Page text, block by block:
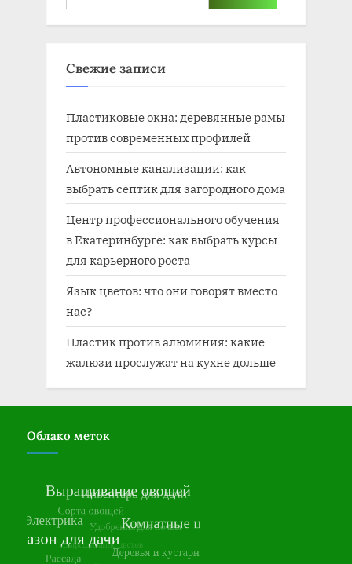
Свежие записи
Пластиковые окна: деревянные рамы
против современных профилей
Автономные канализации: как
выбрать септик для загородного дома
Центр профессионального обучения
в Екатеринбурге: как выбрать курсы
для карьерного роста
Язык цветов: что они говорят вместо
нас?
Пластик против алюминия: какие
жалюзи прослужат на кухне дольше
Облако меток